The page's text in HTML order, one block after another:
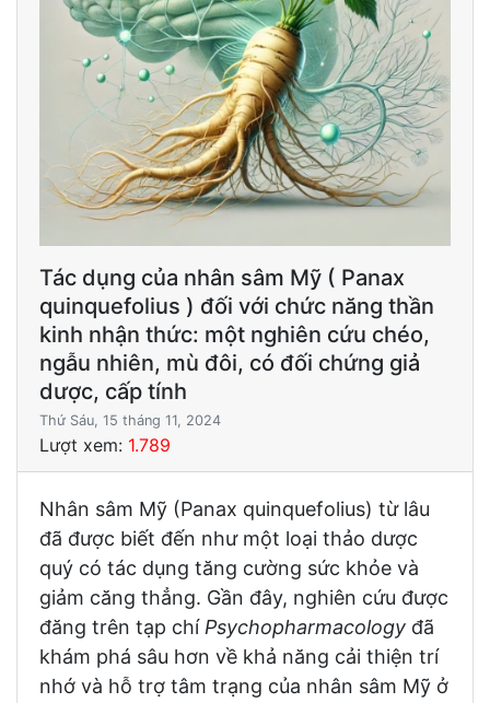
Tác dụng của nhân sâm Mỹ ( Panax
quinquefolius ) đối với chức năng thần
kinh nhận thức: một nghiên cứu chéo,
ngẫu nhiên, mù đôi, có đối chứng giả
dược, cấp tính
Thứ Sáu, 15 tháng 11, 2024
Lượt xem: 1.789
Nhân sâm Mỹ (Panax quinquefolius) từ lâu
đã được biết đến như một loại thảo dược
quý có tác dụng tăng cường sức khỏe và
giảm căng thẳng. Gần đây, nghiên cứu được
đăng trên tạp chí Psychopharmacology đã
khám phá sâu hơn về khả năng cải thiện trí
nhớ và hỗ trợ tâm trạng của nhân sâm Mỹ ở